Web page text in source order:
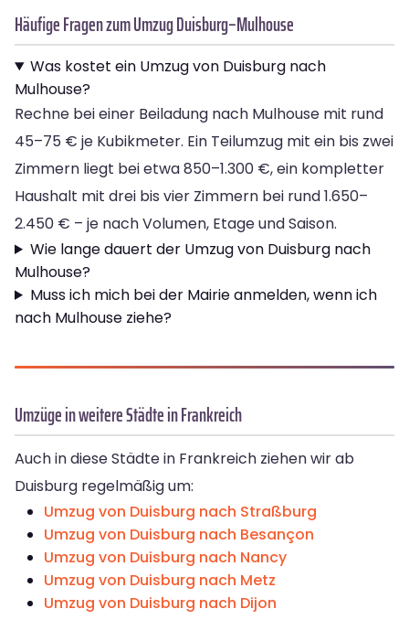
Häufige Fragen zum Umzug Duisburg–Mulhouse
Was kostet ein Umzug von Duisburg nach
Mulhouse?
Rechne bei einer Beiladung nach Mulhouse mit rund
45–75 € je Kubikmeter. Ein Teilumzug mit ein bis zwei
Zimmern liegt bei etwa 850–1.300 €, ein kompletter
Haushalt mit drei bis vier Zimmern bei rund 1.650–
2.450 € – je nach Volumen, Etage und Saison.
Wie lange dauert der Umzug von Duisburg nach
Mulhouse?
Muss ich mich bei der Mairie anmelden, wenn ich
nach Mulhouse ziehe?
Umzüge in weitere Städte in Frankreich
Auch in diese Städte in Frankreich ziehen wir ab
Duisburg regelmäßig um:
Umzug von Duisburg nach Straßburg
Umzug von Duisburg nach Besançon
Umzug von Duisburg nach Nancy
Umzug von Duisburg nach Metz
Umzug von Duisburg nach Dijon